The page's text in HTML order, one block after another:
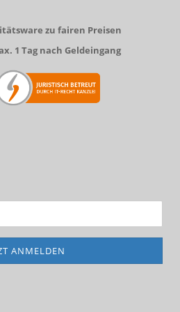
zu fairen Preisen
1 Tag nach Geldeingang